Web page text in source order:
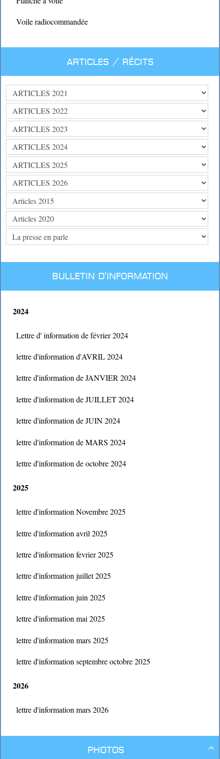
Voile radiocommandée
Articles / Récits
BULLETIN D'INFORMATION
2024
Lettre d' information de février 2024
lettre d'information d'AVRIL 2024
lettre d'information de JANVIER 2024
lettre d'information de JUILLET 2024
lettre d'information de JUIN 2024
lettre d'information de MARS 2024
lettre d'information de octobre 2024
2025
lettre d'information Novembre 2025
lettre d'information avril 2025
lettre d'information fevrier 2025
lettre d'information juillet 2025
lettre d'information juin 2025
lettre d'information mai 2025
lettre d'information mars 2025
lettre d'information septembre octobre 2025
2026
lettre d'information mars 2026

Photos